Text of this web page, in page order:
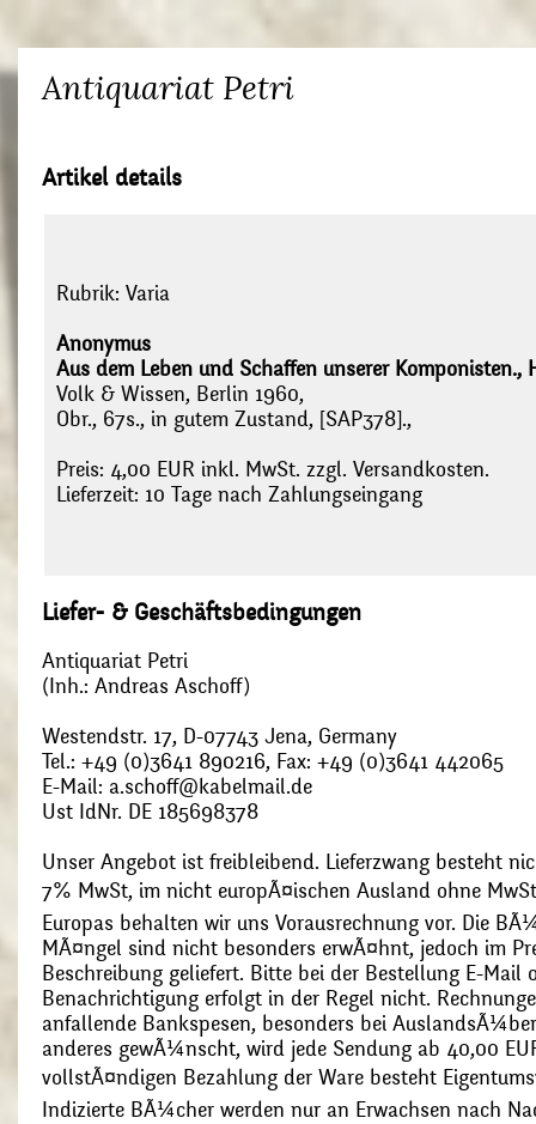
Antiquariat Petri
Artikel details
Rubrik: Varia
Anonymus
Aus dem Leben und Schaffen unserer Komponisten.,
Volk & Wissen, Berlin 1960,
Obr., 67s., in gutem Zustand, [SAP378].,
Preis: 4,00 EUR inkl. MwSt. zzgl. Versandkosten.
Lieferzeit: 10 Tage nach Zahlungseingang
Liefer- & Geschäftsbedingungen
Antiquariat Petri
(Inh.: Andreas Aschoff)
Westendstr. 17, D-07743 Jena, Germany
Tel.: +49 (0)3641 890216, Fax: +49 (0)3641 442065
E-Mail: a.schoff@kabelmail.de
Ust IdNr. DE 185698378
Unser Angebot ist freibleibend. Lieferzwang besteht
7% MwSt, im nicht europÃ¤ischen Ausland ohne
Europas behalten wir uns Vorausrechnung vor. Die
MÃ¤ngel sind nicht besonders erwÃ¤hnt, jedoch im
Beschreibung geliefert. Bitte bei der Bestellung E-Mail
Benachrichtigung erfolgt in der Regel nicht.
anfallende Bankspesen, besonders bei
anderes gewÃ¼nscht, wird jede Sendung ab 40,00
vollstÃ¤ndigen Bezahlung der Ware besteht
Indizierte BÃ¼cher werden nur an Erwachsen nach